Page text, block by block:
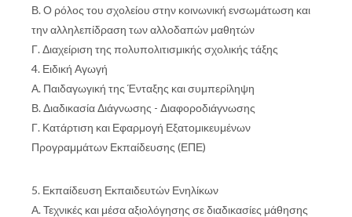
Β. Ο ρόλος του σχολείου στην κοινωνική ενσωμάτωση και
την αλληλεπίδραση των αλλοδαπών μαθητών
Γ. Διαχείριση της πολυπολιτισμικής σχολικής τάξης
4. Ειδική Αγωγή
Α. Παιδαγωγική της Ένταξης και συμπερίληψη
Β. Διαδικασία Διάγνωσης - Διαφοροδιάγνωσης
Γ. Κατάρτιση και Εφαρμογή Εξατομικευμένων
Προγραμμάτων Εκπαίδευσης (ΕΠΕ)
5. Εκπαίδευση Εκπαιδευτών Ενηλίκων
Α. Τεχνικές και μέσα αξιολόγησης σε διαδικασίες μάθησης